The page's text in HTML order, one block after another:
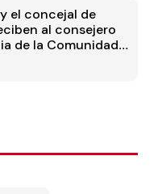
el concejal de
al consejero
de la Comunidad